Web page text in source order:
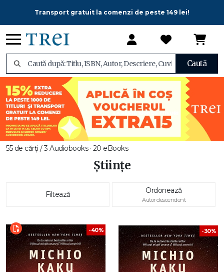
Transport gratuit la comenzi de peste 149 lei!
Caută
55 de cărți / 3 Audiobooks · 20 eBooks
Științe
Filtează Ordonează
Autor descendent
-40% -30%